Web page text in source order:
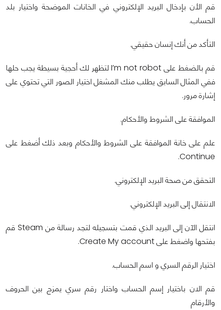
قم الأن بإدخال البريد الإلكتروني في الخانات الموضحة واختيار بلد
الحساب.
التأكد من أنك إنسان حقيقي.
قم بالضغط على I’m not robot لتظهر لك أحجية بسيطة يجب حلها
ففي المثال السابق يطلب منك المشغل اختيار الصور التي تحتوي على
إشارة مرور.
الموافقة على الشروط والأحكام.
علم على خانة الموافقة على الشروط والأحكام وبعد ذلك أضغط على
Continue.
التحقق من صحة البريد الإلكتروني.
الانتقال إلى البريد الإلكتروني.
انتقل الآن إلى البريد الذي قمت بتسجيله لتجد رسالة من Steam قم
بفتحها واضغط على Create My account.
اختيار الرقم السري و اسم الحساب.
قم الان باختيار إسم الحساب واختار رقم سري يمزج بين الحروف
والأرقام